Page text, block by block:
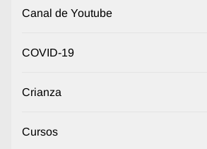
Canal de Youtube
COVID-19
Crianza
Cursos